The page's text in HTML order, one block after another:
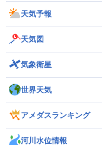
天気予報
天気図
気象衛星
世界天気
アメダスランキング
河川水位情報